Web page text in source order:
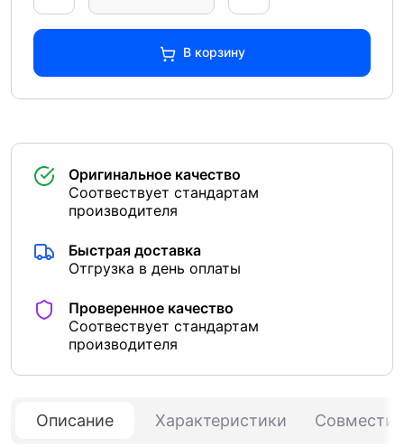
В корзину
Оригинальное качество
Соотвествует стандартам
производителя
Быстрая доставка
Отгрузка в день оплаты
Проверенное качество
Соотвествует стандартам
производителя
Описание Характеристики